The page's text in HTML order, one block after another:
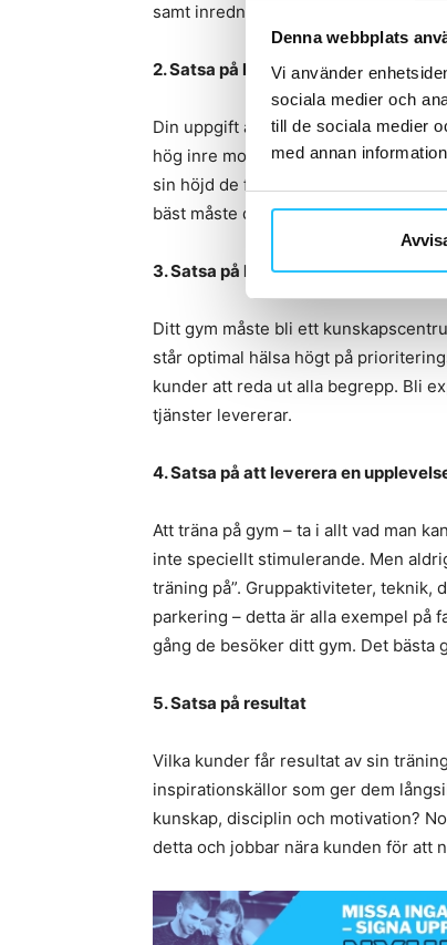
Denna webbplats
Vi använder
sociala medier och
till de sociala medier
med annan
samt inredningsdetaljer.
2. Satsa på kvalificerad personal
Din uppgift är att forma/utbilda/
hög inre motivation. Omotiverad
sin höjd de förväntningar som ställs,
bäst måste du hitta personal som
3. Satsa på kunskap
Ditt gym måste bli ett
står optimal hälsa högt på
kunder att reda ut alla begrepp. Bli
tjänster levererar.
4. Satsa på att leverera en
Att träna på gym – ta i allt vad man
inte speciellt stimulerande. Men
träning på”. Gruppaktiviteter, teknik,
parkering – detta är alla exempel på
gång de besöker ditt gym. Det bästa
5. Satsa på resultat
Vilka kunder får resultat av sin
inspirationskällor som ger dem
kunskap, disciplin och motivation?
detta och jobbar nära kunden för att